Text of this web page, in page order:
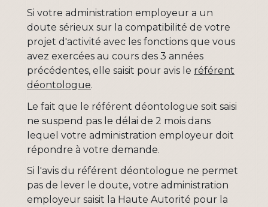
Si votre administration employeur a un
doute sérieux sur la compatibilité de votre
projet d'activité avec les fonctions que vous
avez exercées au cours des 3 années
précédentes, elle saisit pour avis le référent
déontologue.
Le fait que le référent déontologue soit saisi
ne suspend pas le délai de 2 mois dans
lequel votre administration employeur doit
répondre à votre demande.
Si l'avis du référent déontologue ne permet
pas de lever le doute, votre administration
employeur saisit la Haute Autorité pour la